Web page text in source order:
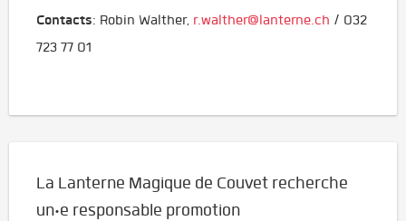
Contacts: Robin Walther, r.walther@lanterne.ch / 032
723 77 01
La Lanterne Magique de Couvet recherche
un·e responsable promotion